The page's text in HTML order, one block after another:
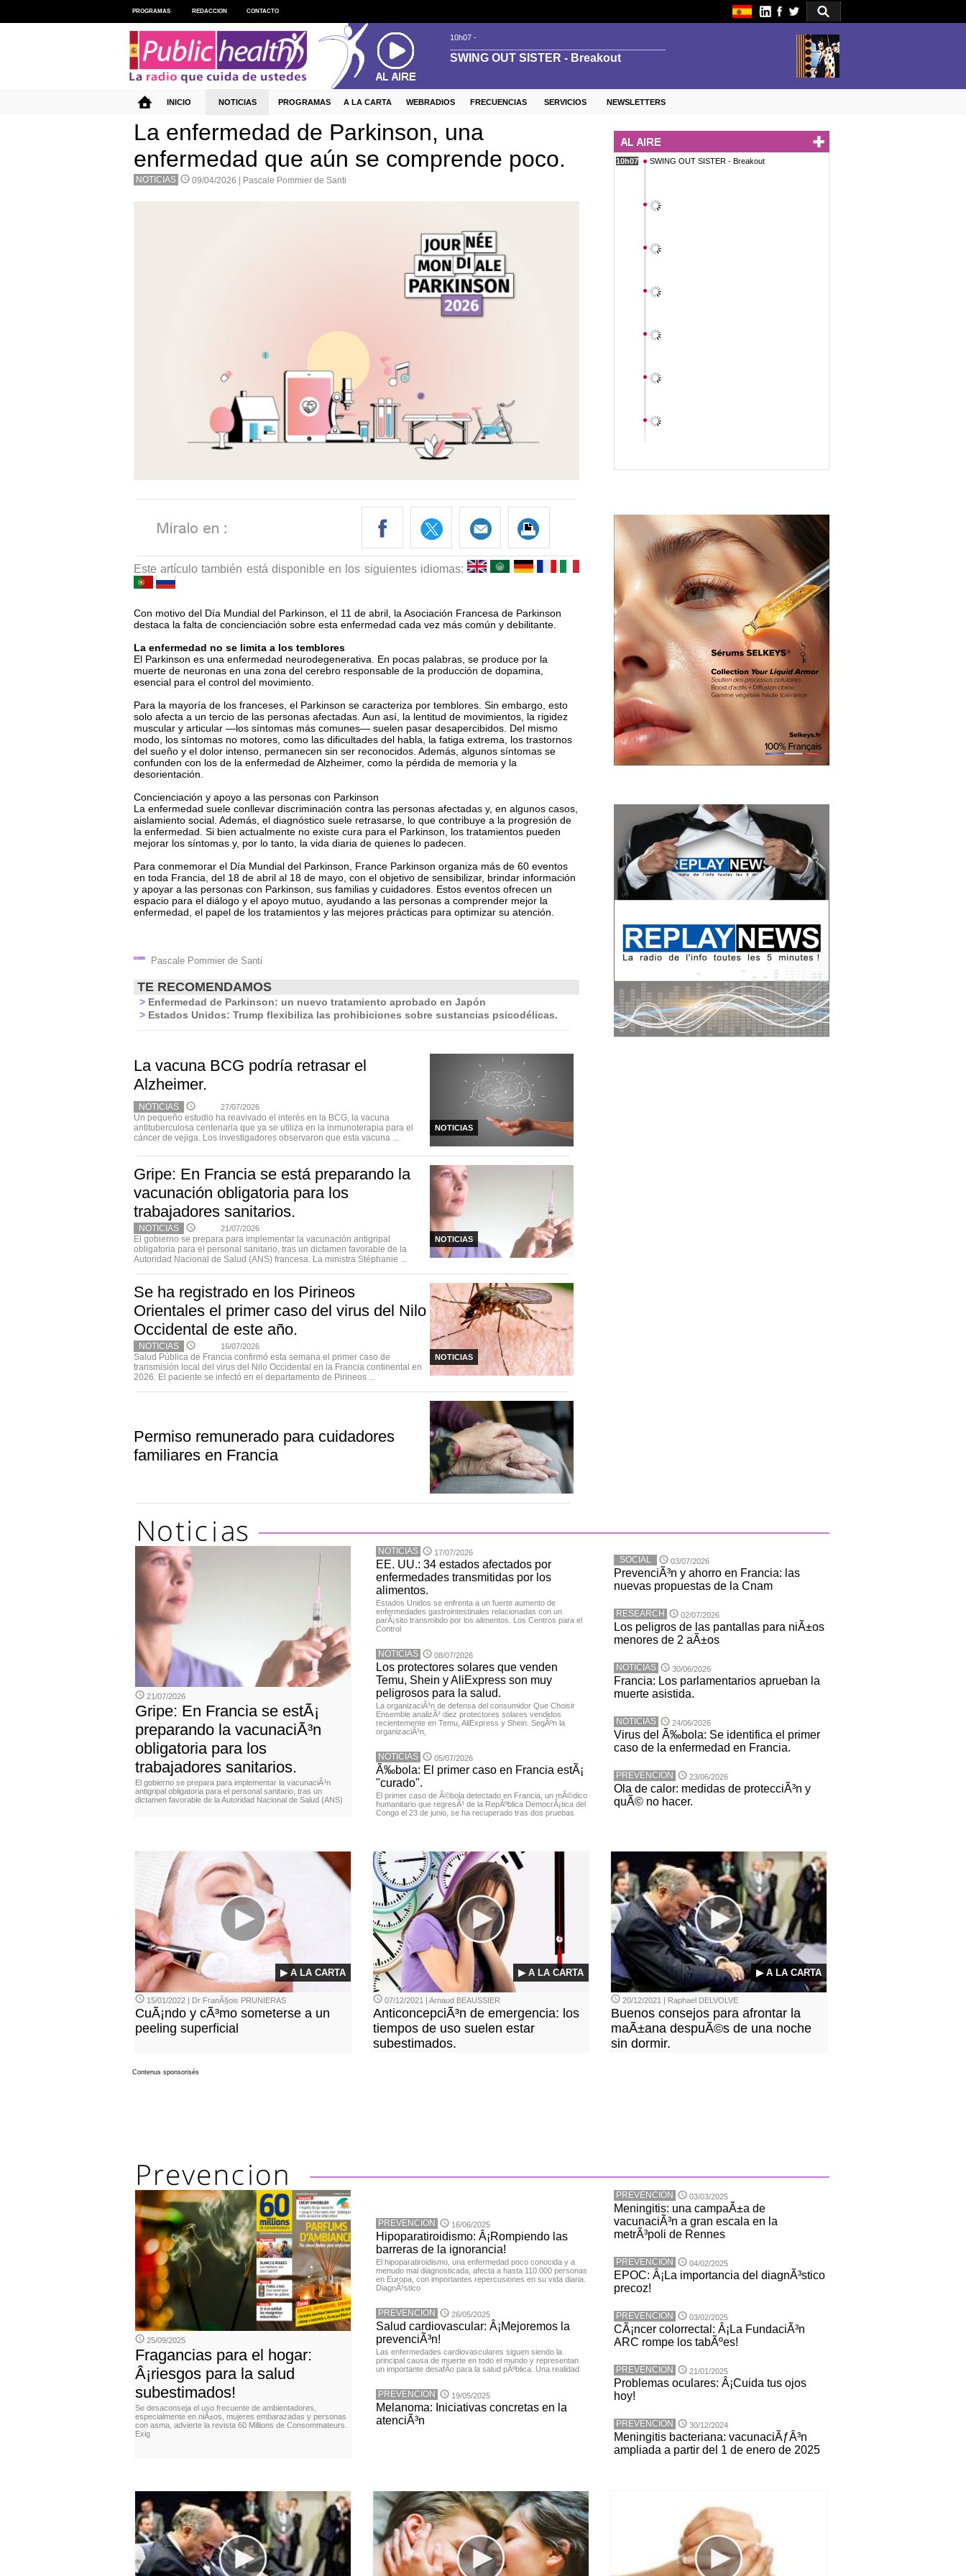
La enfermedad de Parkinson, una
enfermedad que aún se comprende poco.
NOTICIAS 09/04/2026 | Pascale Pommier de Santi
Este artículo también está disponible en los siguientes idiomas:
Con motivo del Día Mundial del Parkinson, el 11 de abril, la Asociación Francesa de Parkinson
destaca la falta de concienciación sobre esta enfermedad cada vez más común y debilitante.
La enfermedad no se limita a los temblores
El Parkinson es una enfermedad neurodegenerativa. En pocas palabras, se produce por la
muerte de neuronas en una zona del cerebro responsable de la producción de dopamina,
esencial para el control del movimiento.
Para la mayoría de los franceses, el Parkinson se caracteriza por temblores. Sin embargo, esto
solo afecta a un tercio de las personas afectadas. Aun así, la lentitud de movimientos, la rigidez
muscular y articular —los síntomas más comunes— suelen pasar desapercibidos. Del mismo
modo, los síntomas no motores, como las dificultades del habla, la fatiga extrema, los trastornos
del sueño y el dolor intenso, permanecen sin ser reconocidos. Además, algunos síntomas se
confunden con los de la enfermedad de Alzheimer, como la pérdida de memoria y la
desorientación.
Concienciación y apoyo a las personas con Parkinson
La enfermedad suele conllevar discriminación contra las personas afectadas y, en algunos casos,
aislamiento social. Además, el diagnóstico suele retrasarse, lo que contribuye a la progresión de
la enfermedad. Si bien actualmente no existe cura para el Parkinson, los tratamientos pueden
mejorar los síntomas y, por lo tanto, la vida diaria de quienes lo padecen.
Para conmemorar el Día Mundial del Parkinson, France Parkinson organiza más de 60 eventos
en toda Francia, del 18 de abril al 18 de mayo, con el objetivo de sensibilizar, brindar información
y apoyar a las personas con Parkinson, sus familias y cuidadores. Estos eventos ofrecen un
espacio para el diálogo y el apoyo mutuo, ayudando a las personas a comprender mejor la
enfermedad, el papel de los tratamientos y las mejores prácticas para optimizar su atención.
Pascale Pommier de Santi
TE RECOMENDAMOS
> Enfermedad de Parkinson: un nuevo tratamiento aprobado en Japón
> Estados Unidos: Trump flexibiliza las prohibiciones sobre sustancias psicodélicas.
La vacuna BCG podría retrasar el
Alzheimer.
NOTICIAS
NOTICIAS 27/07/2026
Un pequeño estudio ha reavivado el interés en la BCG, la vacuna
antituberculosa centenaria que ya se utiliza en la inmunoterapia para el
cáncer de vejiga. Los investigadores observaron que esta vacuna ...
Gripe: En Francia se está preparando la
vacunación obligatoria para los
trabajadores sanitarios.
NOTICIAS
NOTICIAS 21/07/2026
El gobierno se prepara para implementar la vacunación antigripal
obligatoria para el personal sanitario, tras un dictamen favorable de la
Autoridad Nacional de Salud (ANS) francesa. La ministra Stéphanie ...
Se ha registrado en los Pirineos
Orientales el primer caso del virus del Nilo
Occidental de este año.
NOTICIAS
NOTICIAS 16/07/2026
Salud Pública de Francia confirmó esta semana el primer caso de
transmisión local del virus del Nilo Occidental en la Francia continental en
2026. El paciente se infectó en el departamento de Pirineos ...
Permiso remunerado para cuidadores
familiares en Francia
21/07/2026
Gripe: En Francia se estÃ¡
preparando la vacunaciÃ³n
obligatoria para los
trabajadores sanitarios.
El gobierno se prepara para implementar la vacunaciÃ³n
antigripal obligatoria para el personal sanitario, tras un
dictamen favorable de la Autoridad Nacional de Salud (ANS)
NOTICIAS 17/07/2026
EE. UU.: 34 estados afectados por
enfermedades transmitidas por los
alimentos.
Estados Unidos se enfrenta a un fuerte aumento de
enfermedades gastrointestinales relacionadas con un
parÃ¡sito transmitido por los alimentos. Los Centros para el
Control
NOTICIAS 08/07/2026
Los protectores solares que venden
Temu, Shein y AliExpress son muy
peligrosos para la salud.
La organizaciÃ³n de defensa del consumidor Que Choisir
Ensemble analizÃ³ diez protectores solares vendidos
recientemente en Temu, AliExpress y Shein. SegÃºn la
organizaciÃ³n,
NOTICIAS 05/07/2026
Ã‰bola: El primer caso en Francia estÃ¡
"curado".
El primer caso de Ã©bola detectado en Francia, un mÃ©dico
humanitario que regresÃ³ de la RepÃºblica DemocrÃ¡tica del
Congo el 23 de junio, se ha recuperado tras dos pruebas
SOCIAL 03/07/2026
PrevenciÃ³n y ahorro en Francia: las
nuevas propuestas de la Cnam
RESEARCH 02/07/2026
Los peligros de las pantallas para niÃ±os
menores de 2 aÃ±os
NOTICIAS 30/06/2026
Francia: Los parlamentarios aprueban la
muerte asistida.
NOTICIAS 24/06/2026
Virus del Ã‰bola: Se identifica el primer
caso de la enfermedad en Francia.
PREVENCION 23/06/2026
Ola de calor: medidas de protecciÃ³n y
quÃ© no hacer.
▶ A LA CARTA
15/01/2022 | Dr FranÃ§ois PRUNIERAS
CuÃ¡ndo y cÃ³mo someterse a un
peeling superficial
▶ A LA CARTA
07/12/2021 | Arnaud BEAUSSIER
AnticoncepciÃ³n de emergencia: los
tiempos de uso suelen estar
subestimados.
▶ A LA CARTA
20/12/2021 | Raphael DELVOLVE
Buenos consejos para afrontar la
maÃ±ana despuÃ©s de una noche
sin dormir.
Contenus sponsorisés
25/09/2025
Fragancias para el hogar:
Â¡riesgos para la salud
subestimados!
Se desaconseja el uso frecuente de ambientadores,
especialmente en niÃ±os, mujeres embarazadas y personas
con asma, advierte la revista 60 Millions de Consommateurs.
Exig
PREVENCION 16/06/2025
Hipoparatiroidismo: Â¡Rompiendo las
barreras de la ignorancia!
El hipoparatiroidismo, una enfermedad poco conocida y a
menudo mal diagnosticada, afecta a hasta 110.000 personas
en Europa, con importantes repercusiones en su vida diaria.
DiagnÃ³stico
PREVENCION 26/05/2025
Salud cardiovascular: Â¡Mejoremos la
prevenciÃ³n!
Las enfermedades cardiovasculares siguen siendo la
principal causa de muerte en todo el mundo y representan
un importante desafÃ­o para la salud pÃºblica. Una realidad
PREVENCION 19/05/2025
Melanoma: Iniciativas concretas en la
atenciÃ³n
PREVENCION 03/03/2025
Meningitis: una campaÃ±a de
vacunaciÃ³n a gran escala en la
metrÃ³poli de Rennes
PREVENCION 04/02/2025
EPOC: Â¡La importancia del diagnÃ³stico
precoz!
PREVENCION 03/02/2025
CÃ¡ncer colorrectal: Â¡La FundaciÃ³n
ARC rompe los tabÃºes!
PREVENCION 21/01/2025
Problemas oculares: Â¡Cuida tus ojos
hoy!
PREVENCION 30/12/2024
Meningitis bacteriana: vacunaciÃƒÂ³n
ampliada a partir del 1 de enero de 2025
PROGRAMAS REDACCION CONTACTO
INICIO NOTICIAS PROGRAMAS A LA CARTA WEBRADIOS FRECUENCIAS SERVICIOS NEWSLETTERS